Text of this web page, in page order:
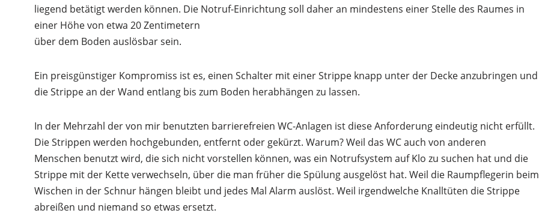
liegend betätigt werden können. Die Notruf-Einrichtung soll daher an mindestens einer Stelle des Raumes in
einer Höhe von etwa 20 Zentimetern
über dem Boden auslösbar sein.
Ein preisgünstiger Kompromiss ist es, einen Schalter mit einer Strippe knapp unter der Decke anzubringen und
die Strippe an der Wand entlang bis zum Boden herabhängen zu lassen.
In der Mehrzahl der von mir benutzten barrierefreien WC-Anlagen ist diese Anforderung eindeutig nicht erfüllt.
Die Strippen werden hochgebunden, entfernt oder gekürzt. Warum? Weil das WC auch von anderen
Menschen benutzt wird, die sich nicht vorstellen können, was ein Notrufsystem auf Klo zu suchen hat und die
Strippe mit der Kette verwechseln, über die man früher die Spülung ausgelöst hat. Weil die Raumpflegerin beim
Wischen in der Schnur hängen bleibt und jedes Mal Alarm auslöst. Weil irgendwelche Knalltüten die Strippe
abreißen und niemand so etwas ersetzt.